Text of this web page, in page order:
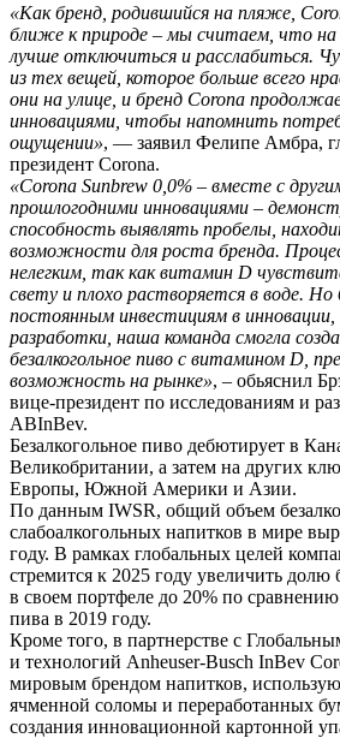
«Как бренд, родившийся на пляже,
ближе к природе – мы считаем, что на
лучше отключиться и расслабиться.
из тех вещей, которое больше всего
они на улице, и бренд Corona
инновациями, чтобы напомнить
ощущении», — заявил Фелипе Амбра,
президент Corona.
«Corona Sunbrew 0,0% – вместе с
прошлогодними инновациями –
способность выявлять пробелы,
возможности для роста бренда.
нелегким, так как витамин D
свету и плохо растворяется в воде.
постоянным инвестициям в инновации,
разработки, наша команда смогла
безалкогольное пиво с витамином D,
возможность на рынке», – обьяснил
вице-президент по исследованиям и
ABInBev.
Безалкогольное пиво дебютирует в
Великобритании, а затем на других
Европы, Южной Америки и Азии.
По данным IWSR, общий объем
слабоалкогольных напитков в мире
году. В рамках глобальных целей
стремится к 2025 году увеличить долю
в своем портфеле до 20% по сравнению
пива в 2019 году.
Кроме того, в партнерстве с
и технологий Anheuser-Busch InBev
мировым брендом напитков,
ячменной соломы и переработанных
создания инновационной картонной